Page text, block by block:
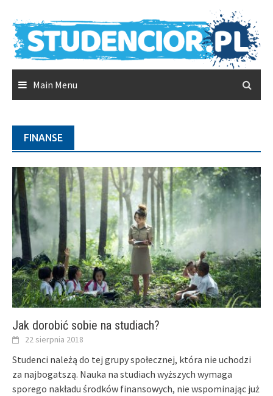
contentu
Main Menu
FINANSE
Jak dorobić sobie na studiach?
22 sierpnia 2018
Studenci należą do tej grupy społecznej, która nie uchodzi
za najbogatszą. Nauka na studiach wyższych wymaga
sporego nakładu środków finansowych, nie wspominając już